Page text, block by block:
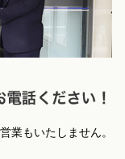
話ください！
業もいたしません。